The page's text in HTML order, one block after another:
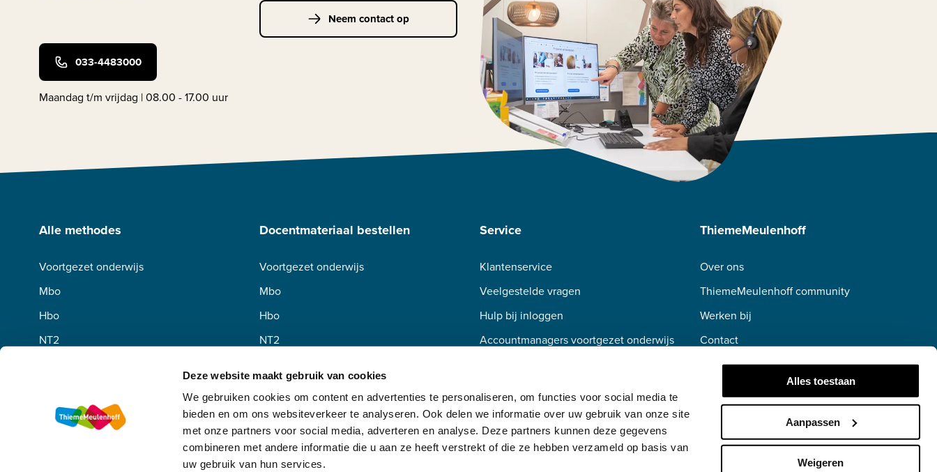
Deze website maakt gebruik van cookies
We gebruiken cookies om content en advertenties te personaliseren, om functies voor social media te
bieden en om ons websiteverkeer te analyseren. Ook delen we informatie over uw gebruik van onze site
met onze partners voor social media, adverteren en analyse. Deze partners kunnen deze gegevens
combineren met andere informatie die u aan ze heeft verstrekt of die ze hebben verzameld op basis van
uw gebruik van hun services.
Alles toestaan
Aanpassen
Weigeren
033-4483000
Maandag t/m vrijdag | 08.00 - 17.00 uur
Neem contact op
Alle methodes
Voortgezet onderwijs
Mbo
Hbo
NT2
Docentmateriaal bestellen
Voortgezet onderwijs
Mbo
Hbo
NT2
Service
Klantenservice
Veelgestelde vragen
Hulp bij inloggen
Accountmanagers voortgezet onderwijs
ThiemeMeulenhoff
Over ons
ThiemeMeulenhoff community
Werken bij
Contact